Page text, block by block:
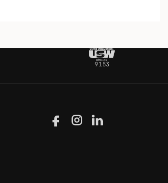
9153
FacebookInstagramLinkedIn